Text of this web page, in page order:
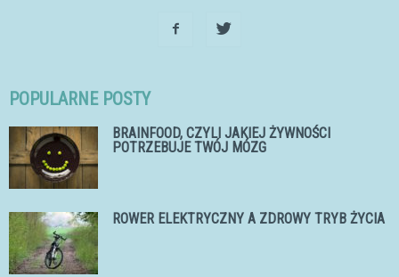
POPULARNE POSTY
BRAINFOOD, CZYLI JAKIEJ ŻYWNOŚCI
POTRZEBUJE TWÓJ MÓZG
ROWER ELEKTRYCZNY A ZDROWY TRYB ŻYCIA